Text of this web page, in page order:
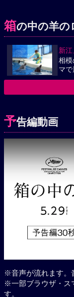
箱の中の羊の
新
相模
マ
予告編動画
※音声が流れます。
※一部ブラウザ・ス
す。